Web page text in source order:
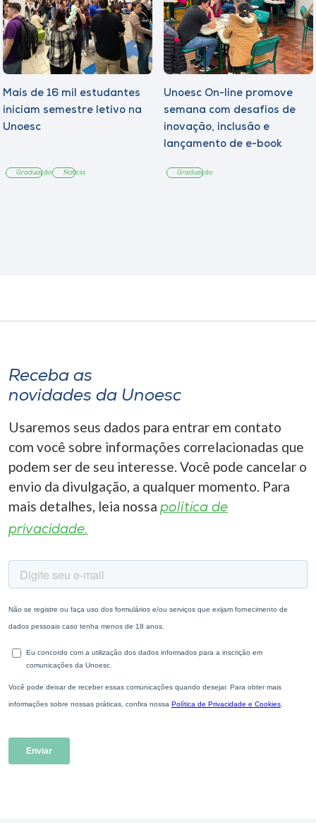
Mais de 16 mil estudantes
iniciam semestre letivo na
Unoesc
Graduação Notícia
Unoesc On-line promove
semana com desafios de
inovação, inclusão e
lançamento de e-book
Graduação
Receba as
novidades da Unoesc
Usaremos seus dados para entrar em contato
com você sobre informações correlacionadas que
podem ser de seu interesse. Você pode cancelar o
envio da divulgação, a qualquer momento. Para
mais detalhes, leia nossa política de
privacidade.